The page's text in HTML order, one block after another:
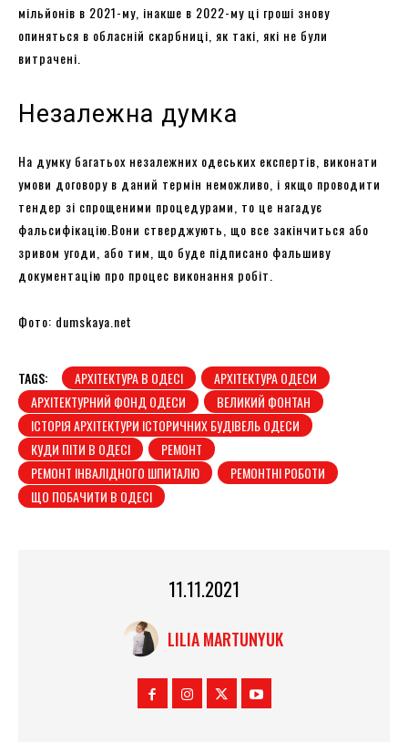
мільйонів в 2021-му, інакше в 2022-му ці гроші знову
опиняться в обласній скарбниці, як такі, які не були
витрачені.
Незалежна думка
На думку багатьох незалежних одеських експертів, виконати
умови договору в даний термін неможливо, і якщо проводити
тендер зі спрощеними процедурами, то це нагадує
фальсифікацію.Вони стверджують, що все закінчиться або
зривом угоди, або тим, що буде підписано фальшиву
документацію про процес виконання робіт.
Фото: dumskaya.net
TAGS: АРХІТЕКТУРА В ОДЕСІ
АРХІТЕКТУРА ОДЕСИ
АРХІТЕКТУРНИЙ ФОНД ОДЕСИ
ВЕЛИКИЙ ФОНТАН
ІСТОРІЯ АРХІТЕКТУРИ ІСТОРИЧНИХ БУДІВЕЛЬ ОДЕСИ
КУДИ ПІТИ В ОДЕСІ
РЕМОНТ
РЕМОНТ ІНВАЛІДНОГО ШПИТАЛЮ
РЕМОНТНІ РОБОТИ
ЩО ПОБАЧИТИ В ОДЕСІ
11.11.2021
LILIA MARTUNYUK